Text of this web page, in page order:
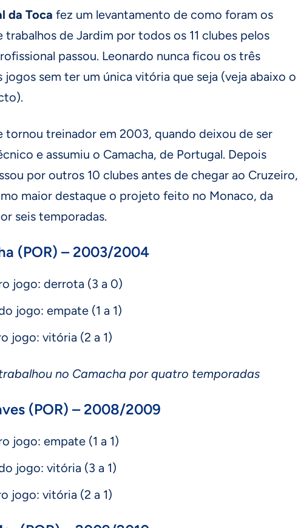
da Toca fez um levantamento de como foram os
trabalhos de Jardim por todos os 11 clubes pelos
passou. Leonardo nunca ficou os três
jogos sem ter um única vitória que seja (veja abaixo o
tornou treinador em 2003, quando deixou de ser
e assumiu o Camacha, de Portugal. Depois
por outros 10 clubes antes de chegar ao Cruzeiro,
maior destaque o projeto feito no Monaco, da
seis temporadas.
(POR) – 2003/2004
jogo: derrota (3 a 0)
jogo: empate (1 a 1)
jogo: vitória (2 a 1)
no Camacha por quatro temporadas
(POR) – 2008/2009
jogo: empate (1 a 1)
jogo: vitória (3 a 1)
jogo: vitória (2 a 1)